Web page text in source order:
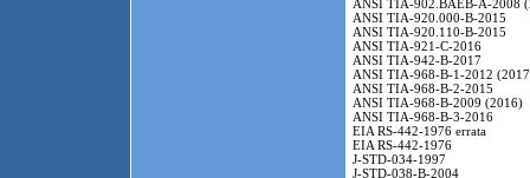
ANSI TIA-902.BAEB-A-2008
ANSI TIA-920.000-B-2015
ANSI TIA-920.110-B-2015
ANSI TIA-921-C-2016
ANSI TIA-942-B-2017
ANSI TIA-968-B-1-2012
ANSI TIA-968-B-2-2015
ANSI TIA-968-B-2009 (2016)
ANSI TIA-968-B-3-2016
EIA RS-442-1976 errata
EIA RS-442-1976
J-STD-034-1997
J-STD-038-B-2004